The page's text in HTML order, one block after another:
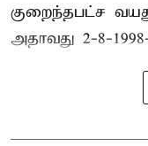
குறைந்தபட்ச
அதாவது 2-8-